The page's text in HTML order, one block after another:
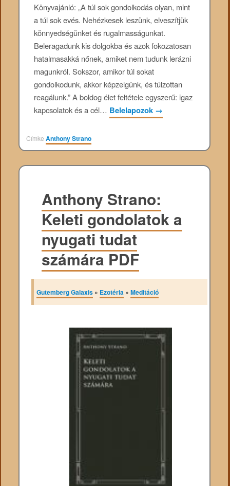
Könyvajánló: „A túl sok gondolkodás olyan, mint
a túl sok evés. Nehézkesek leszünk, elveszítjük
könnyedségünket és rugalmasságunkat.
Beleragadunk kis dolgokba és azok fokozatosan
hatalmasakká nőnek, amiket nem tudunk lerázni
magunkról. Sokszor, amikor túl sokat
gondolkodunk, akkor képzelgünk, és túlzottan
reagálunk.” A boldog élet feltétele egyszerű: igaz
kapcsolatok és a cél… Belelapozok →
CímkeAnthony Strano
Anthony Strano:
Keleti gondolatok a
nyugati tudat
számára PDF
Gutemberg Galaxis » Ezotéria »Meditáció